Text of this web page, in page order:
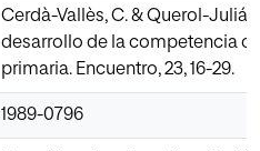
Cerdà-Vallès, C. & Querol-
desarrollo de la competencia
primaria. Encuentro, 23, 16-29.
1989-0796